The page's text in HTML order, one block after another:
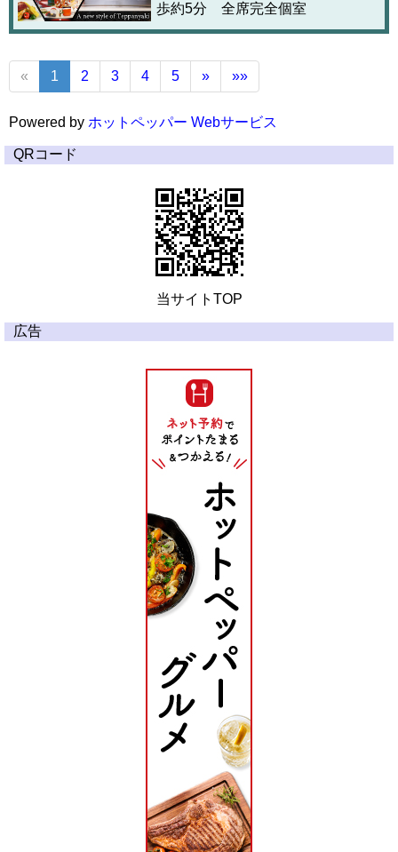
歩約5分 全席完全個室
« 1 2 3 4 5 » »»
Powered by ホットペッパー Webサービス
QRコード
当サイトTOP
広告